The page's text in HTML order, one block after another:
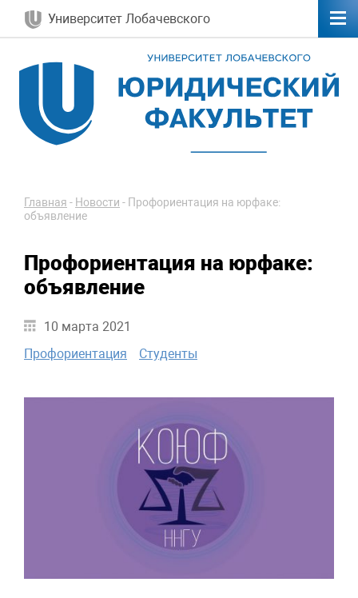
Университет Лобачевского
Главная - Новости - Профориентация на юрфаке:
объявление
Профориентация на юрфаке:
объявление
10 марта 2021
Профориентация
Студенты